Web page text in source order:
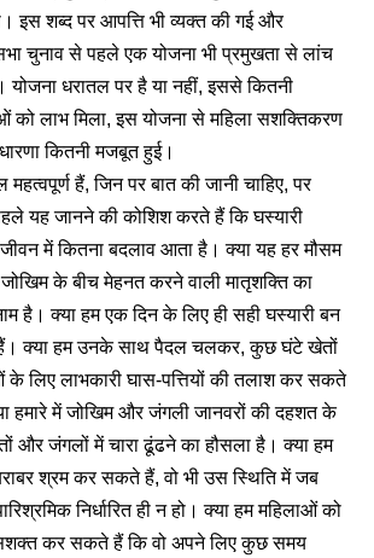
इस शब्द पर आपत्ति भी व्यक्त की गई और
चुनाव से पहले एक योजना भी प्रमुखता से लांच
योजना धरातल पर है या नहीं, इससे कितनी
को लाभ मिला, इस योजना से महिला सशक्तिकरण
कितनी मजबूत हुई।
महत्वपूर्ण हैं, जिन पर बात की जानी चाहिए, पर
यह जानने की कोशिश करते हैं कि घस्यारी
में कितना बदलाव आता है। क्या यह हर मौसम
के बीच मेहनत करने वाली मातृशक्ति का
है। क्या हम एक दिन के लिए ही सही घस्यारी बन
क्या हम उनके साथ पैदल चलकर, कुछ घंटे खेतों
लिए लाभकारी घास-पत्तियों की तलाश कर सकते
हमारे में जोखिम और जंगली जानवरों की दहशत के
और जंगलों में चारा ढूंढने का हौसला है। क्या हम
श्रम कर सकते हैं, वो भी उस स्थिति में जब
निर्धारित ही न हो। क्या हम महिलाओं को
कर सकते हैं कि वो अपने लिए कुछ समय